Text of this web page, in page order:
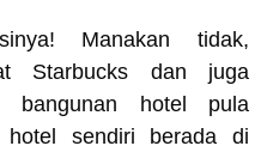
Manakan tidak,
Starbucks dan juga
bangunan hotel pula
hotel sendiri berada di